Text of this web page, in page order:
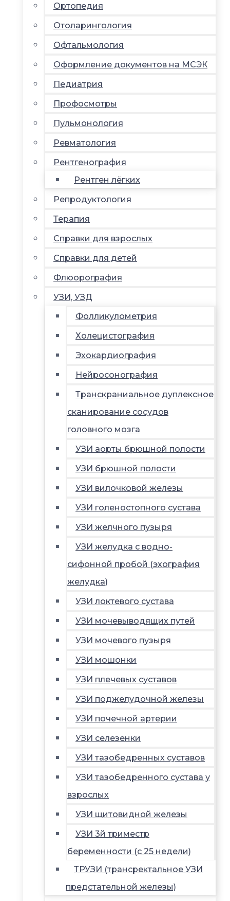
Ортопедия
Отоларингология
Офтальмология
Оформление документов на МСЭК
Педиатрия
Профосмотры
Пульмонология
Ревматология
Рентгенография
Рентген лёгких
Репродуктология
Терапия
Справки для взрослых
Справки для детей
Флюорография
УЗИ, УЗД
Фолликулометрия
Холецистография
Эхокардиография
Нейросонография
Транскраниальное дуплексное
сканирование сосудов
головного мозга
УЗИ аорты брюшной полости
УЗИ брюшной полости
УЗИ вилочковой железы
УЗИ голеностопного сустава
УЗИ желчного пузыря
УЗИ желудка с водно-
сифонной пробой (эхография
желудка)
УЗИ локтевого сустава
УЗИ мочевыводящих путей
УЗИ мочевого пузыря
УЗИ мошонки
УЗИ плечевых суставов
УЗИ поджелудочной железы
УЗИ почечной артерии
УЗИ селезенки
УЗИ тазобедренных суставов
УЗИ тазобедренного сустава у
взрослых
УЗИ щитовидной железы
УЗИ 3й триместр
беременности (с 25 недели)
ТРУЗИ (трансректальное УЗИ
предстательной железы)